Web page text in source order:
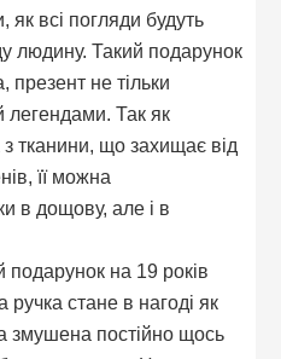
як всі погляди будуть
людину. Такий подарунок
презент не тільки
легендами. Так як
тканини, що захищає від
її можна
в дощову, але і в
подарунок на 19 років
ручка стане в нагоді як
змушена постійно щось